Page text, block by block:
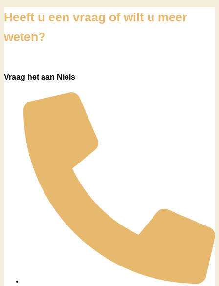
Heeft u een vraag of wilt u meer
weten?
Vraag het aan Niels